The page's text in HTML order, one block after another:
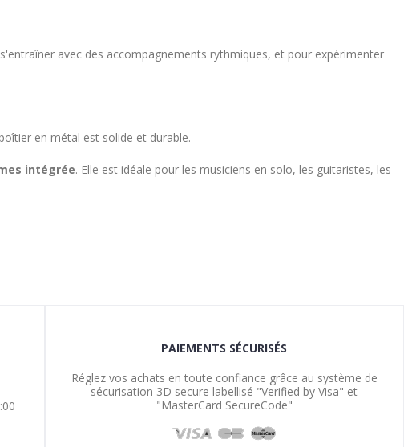
avec des accompagnements rythmiques, et pour expérimenter
en métal est solide et durable.
intégrée. Elle est idéale pour les musiciens en solo, les guitaristes, les
PAIEMENTS SÉCURISÉS
Réglez vos achats en toute confiance grâce au système de
sécurisation 3D secure labellisé "Verified by Visa" et
"MasterCard SecureCode"